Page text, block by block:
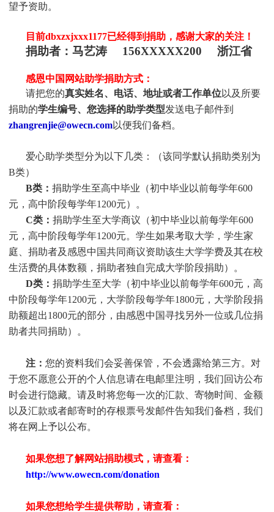
望予资助。
目前dbxzxjxxx1177已经得到捐助，感谢大家的关注！
捐助者： 马艺涛 156XXXXX200 浙江省
感恩中国网站助学捐助方式：
请把您的真实姓名、电话、地址或者工作单位以及所要
捐助的学生编号、您选择的助学类型发送电子邮件到
zhangrenjie@owecn.com以便我们备档。
爱心助学类型分为以下几类：（该同学默认捐助类别为
B类）
B类： 捐助学生至高中毕业（初中毕业以前每学年600
元，高中阶段每学年1200元）。
C类： 捐助学生至大学商议（初中毕业以前每学年600
元，高中阶段每学年1200元。 学生如果考取大学， 学生家
庭、捐助者及感恩中国共同商议资助该生大学学费及其在校
生活费的具体数额，捐助者独自完成大学阶段捐助）。
D类： 捐助学生至大学（初中毕业以前每学年600元，高
中阶段每学年1200元，大学阶段每学年1800元，大学阶段捐
助额超出1800元的部分，由感恩中国寻找另外一位或几位捐
助者共同捐助）。
注： 您的资料我们会妥善保管，不会透露给第三方。对
于您不愿意公开的个人信息请在电邮里注明，我们回访公布
时会进行隐藏。请及时将您每一次的汇款、寄物时间、金额
以及汇款或者邮寄时的存根票号发邮件告知我们备档，我们
将在网上予以公布。
如果您想了解网站捐助模式，请查看：
http://www.owecn.com/donation
如果您想给学生提供帮助，请查看：